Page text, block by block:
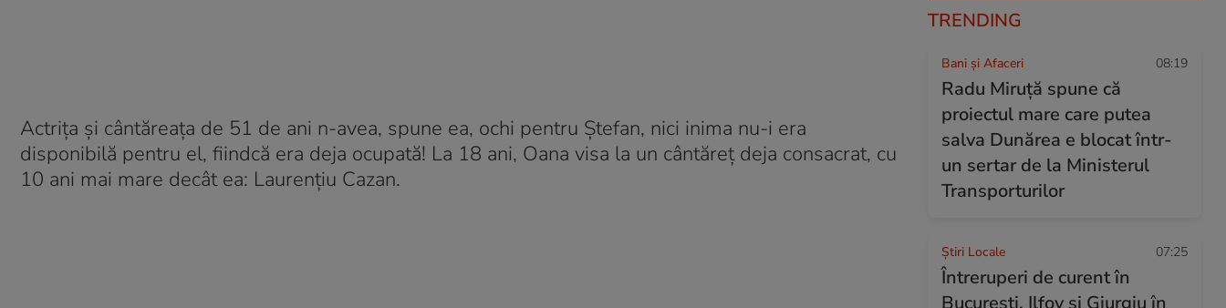
Actrița și cântăreața de 51 de ani n-avea, spune ea, ochi pentru Ștefan, nici inima nu-i era
disponibilă pentru el, fiindcă era deja ocupată! La 18 ani, Oana visa la un cântăreț deja consacrat, cu
10 ani mai mare decât ea: Laurențiu Cazan.
TRENDING
Bani și Afaceri 08:19
Radu Miruță spune că
proiectul mare care putea
salva Dunărea e blocat într-
un sertar de la Ministerul
Transporturilor
Știri Locale 07:25
Întreruperi de curent în
București, Ilfov și Giurgiu în